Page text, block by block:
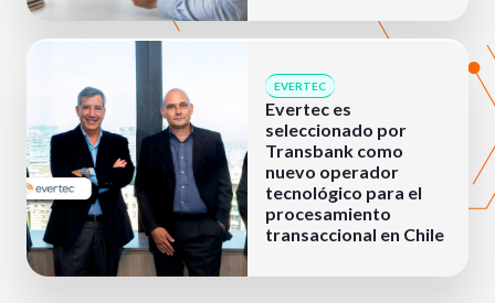
EVERTEC
Evertec es
seleccionado por
Transbank como
nuevo operador
tecnológico para el
procesamiento
transaccional en Chile